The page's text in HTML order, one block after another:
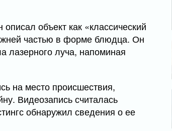
объект как «классический
частью в форме блюдца. Он
лазерного луча, напоминая
на место происшествия,
Видеозапись считалась
обнаружил сведения о ее